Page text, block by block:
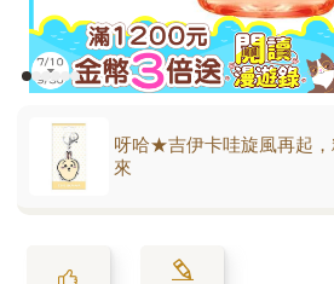
呀哈★吉伊卡哇旋風再起，
來